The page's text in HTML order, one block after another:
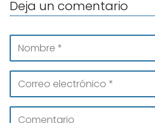
Deja un comentario